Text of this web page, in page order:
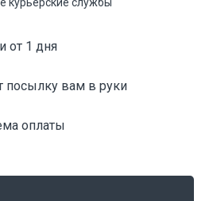
от 1 дня
посылку вам в руки
оплаты